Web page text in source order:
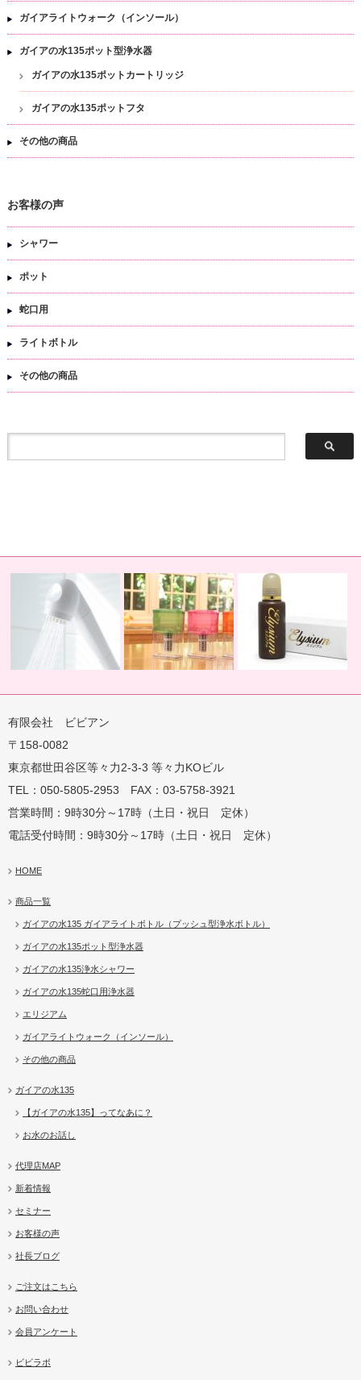
ガイアライトウォーク（インソール）
ガイアの水135ポット型浄水器
ガイアの水135ポットカートリッジ
ガイアの水135ポットフタ
その他の商品
お客様の声
シャワー
ポット
蛇口用
ライトボトル
その他の商品
用地球の恵みを シャワー
有限会社 ビビアン
〒158-0082
東京都世田谷区等々力2-3-3 等々力KOビル
TEL：050-5805-2953 FAX：03-5758-3921
営業時間：9時30分～17時（土日・祝日 定休）
電話受付時間：9時30分～17時（土日・祝日 定休）
HOME
商品一覧
ガイアの水135 ガイアライトボトル（プッシュ型浄水ボトル）
ガイアの水135ポット型浄水器
ガイアの水135浄水シャワー
ガイアの水135蛇口用浄水器
エリジアム
ガイアライトウォーク（インソール）
その他の商品
ガイアの水135
【ガイアの水135】ってなあに？
お水のお話し
代理店MAP
新着情報
セミナー
お客様の声
社長ブログ
ご注文はこちら
お問い合わせ
会員アンケート
ビビラボ